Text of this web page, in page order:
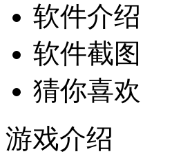
软件介绍
软件截图
猜你喜欢
游戏介绍